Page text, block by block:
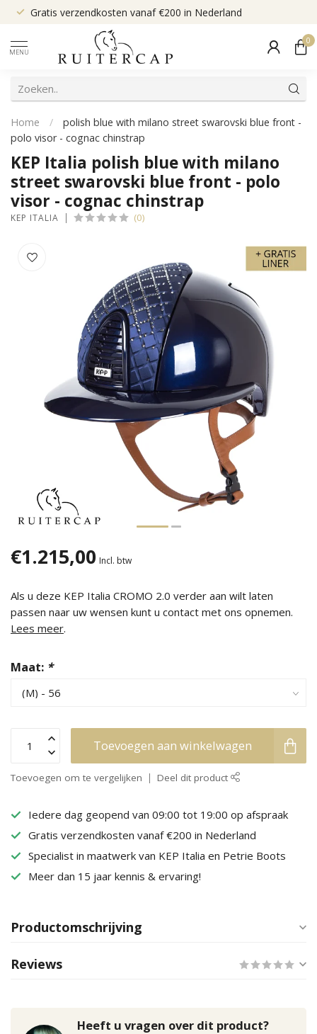
Gratis verzendkosten vanaf €200 in Nederland
MENU
0
Home /
polish blue with milano street swarovski blue front -
polo visor - cognac chinstrap
KEP Italia polish blue with milano
street swarovski blue front - polo
visor - cognac chinstrap
KEP ITALIA (0)
€1.215,00 Incl. btw
Als u deze KEP Italia CROMO 2.0 verder aan wilt laten
passen naar uw wensen kunt u contact met ons opnemen.
Lees meer.
Maat: *
Toevoegen aan winkelwagen
Toevoegen om te vergelijken Deel dit product
Iedere dag geopend van 09:00 tot 19:00 op afspraak
Gratis verzendkosten vanaf €200 in Nederland
Specialist in maatwerk van KEP Italia en Petrie Boots
Meer dan 15 jaar kennis & ervaring!
Productomschrijving
Reviews
Heeft u vragen over dit product?